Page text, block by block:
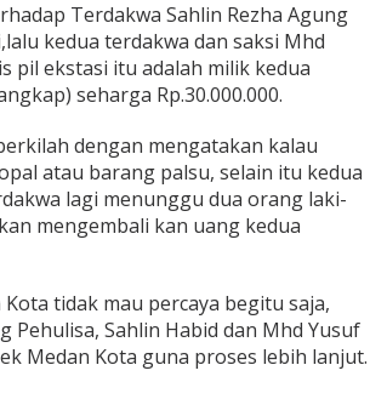
Terdakwa Sahlin Rezha Agung
kedua terdakwa dan saksi Mhd
pil ekstasi itu adalah milik kedua
seharga Rp.30.000.000.
dengan mengatakan kalau
atau barang palsu, selain itu kedua
lagi menunggu dua orang laki-
mengembali kan uang kedua
tidak mau percaya begitu saja,
Pehulisa, Sahlin Habid dan Mhd Yusuf
Medan Kota guna proses lebih lanjut.